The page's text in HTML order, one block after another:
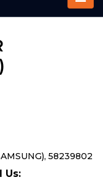
58239802
Us: